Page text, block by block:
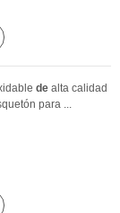
de alta calidad
para ...